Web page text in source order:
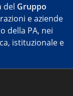
del Gruppo
e aziende
della PA, nei
istituzionale e